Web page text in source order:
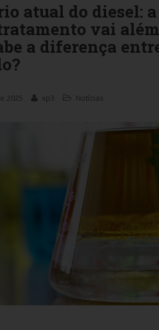
atual do diesel:
vai
a diferença
2025 xp3 Notícias